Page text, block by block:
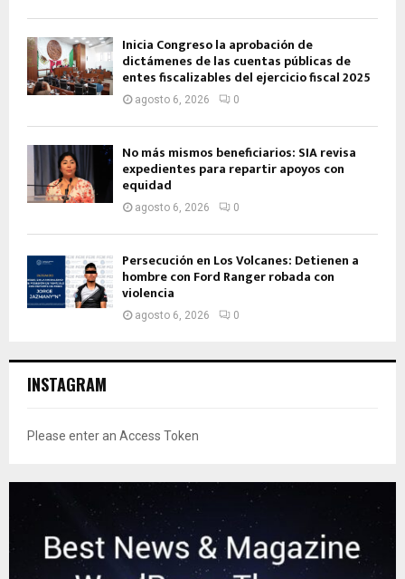
Inicia Congreso la aprobación de
dictámenes de las cuentas públicas de
entes fiscalizables del ejercicio fiscal 2025
agosto 6, 2026 0
No más mismos beneficiarios: SIA revisa
expedientes para repartir apoyos con
equidad
agosto 6, 2026 0
Persecución en Los Volcanes: Detienen a
hombre con Ford Ranger robada con
violencia
agosto 6, 2026 0
INSTAGRAM
Please enter an Access Token